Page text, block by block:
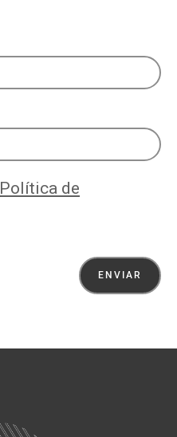
Política de